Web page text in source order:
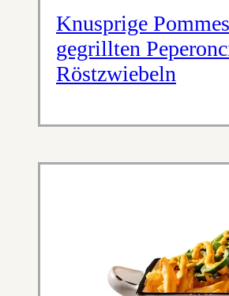
Knusprige
gegrillten
Röstzwiebeln